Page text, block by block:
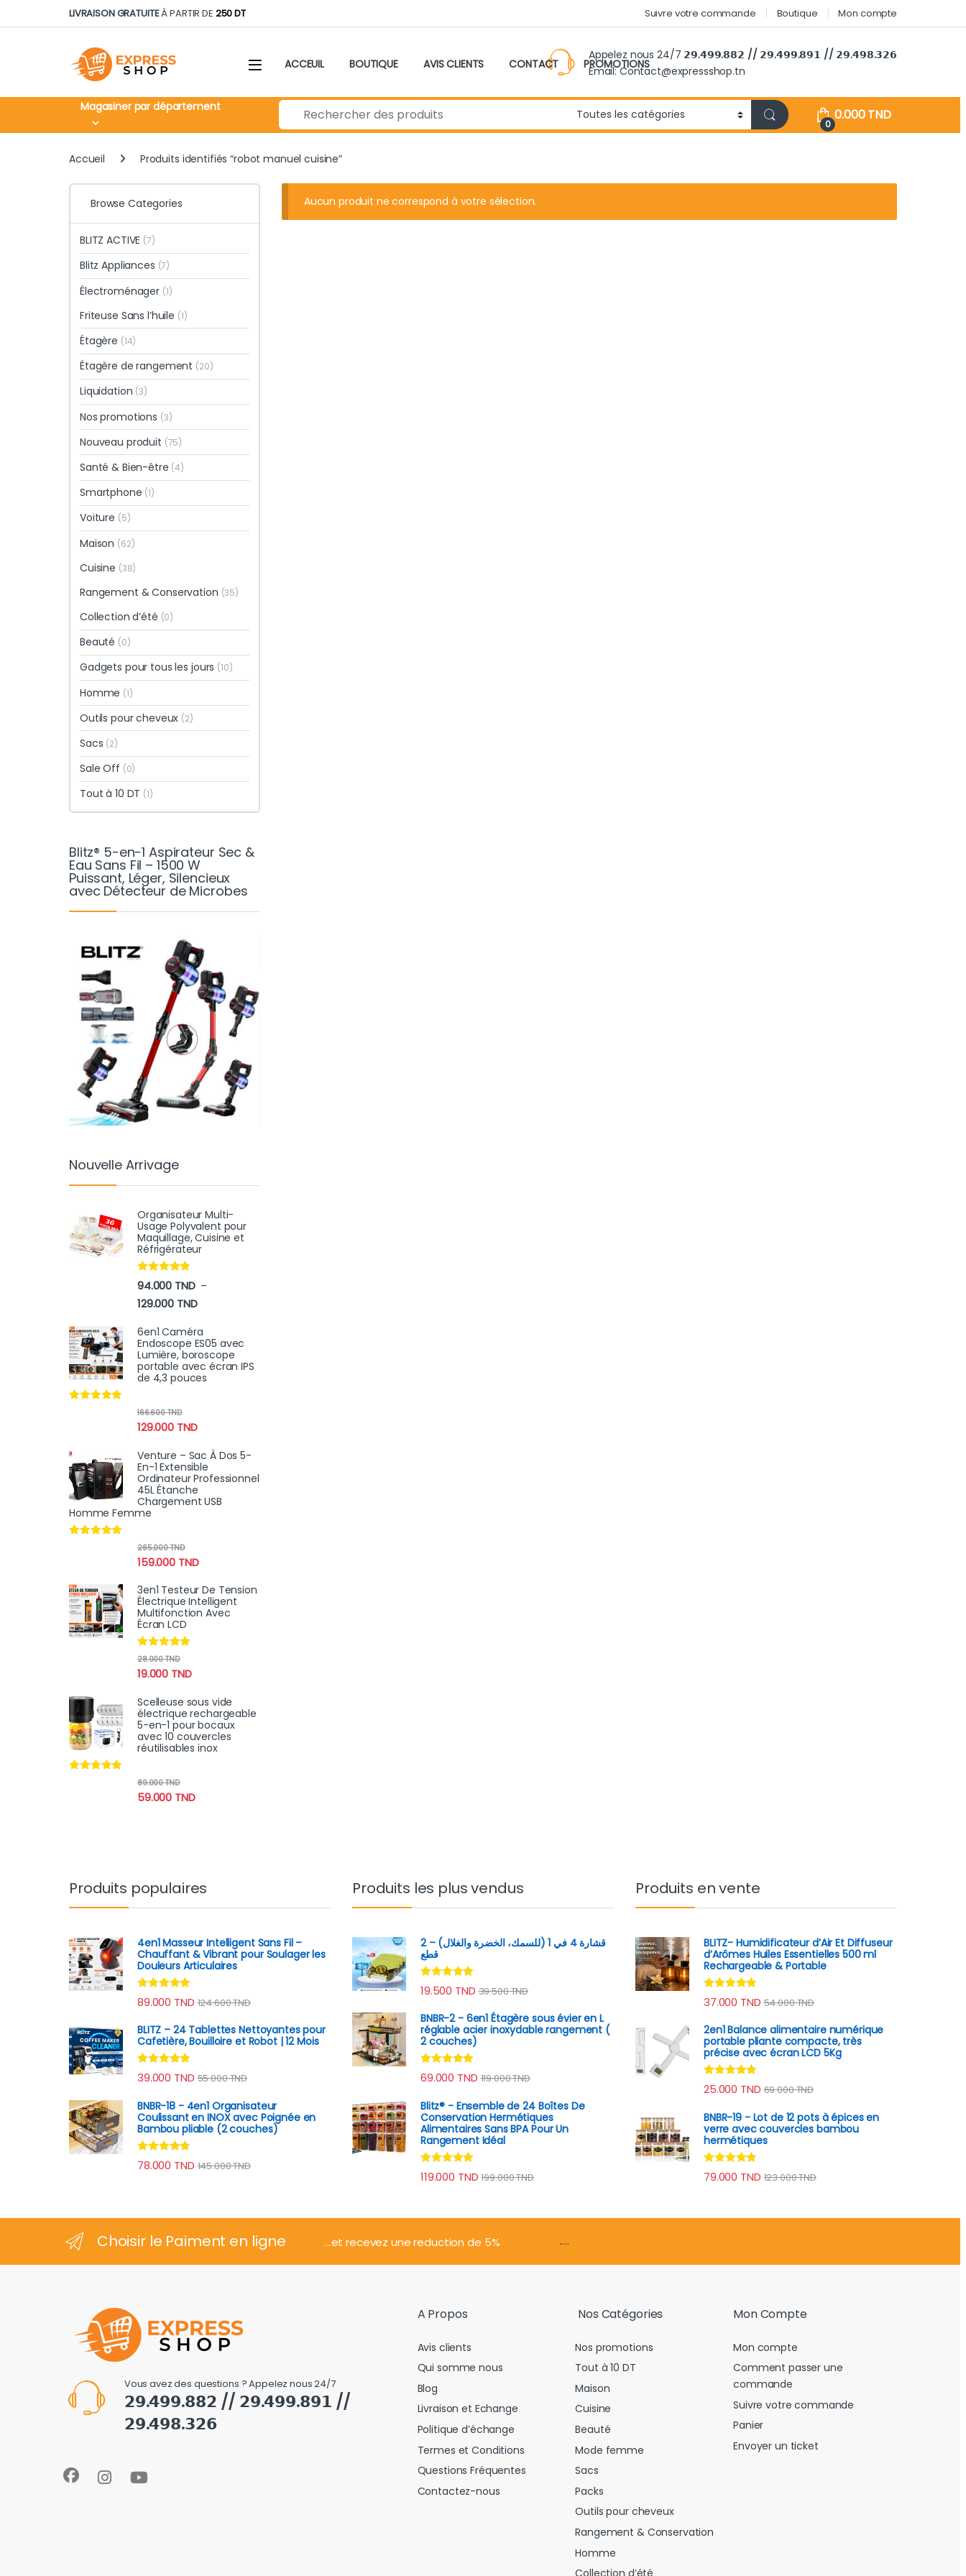
Skip to navigation
Skip to contentLIVRAISON GRATUITEÀ PARTIR DE 250 DT Suivre votre commande Boutique Mon compte
ACCEUIL BOUTIQUE AVIS CLIENTS CONTACT PROMOTIONS
Appelez nous 24/7 𝟮𝟵.𝟰𝟵𝟵.𝟴𝟴𝟮 // 𝟮𝟵.𝟰𝟵𝟵.𝟴𝟵𝟭 // 𝟮𝟵.𝟰𝟵𝟴.𝟯𝟮𝟲
Email: Contact@expressshop.tn
Magasiner par département Search for:
0
0.000TND
Accueil Produits identifiés “robot manuel cuisine”
Aucun produit ne correspond à votre sélection.
Browse Categories
BLITZ ACTIVE (7)
Blitz Appliances (7)
Électroménager (1)
Friteuse Sans l’huile (1)
Étagère (14)
Étagère de rangement (20)
Liquidation (3)
Nos promotions (3)
Nouveau produit (75)
Santé & Bien-être (4)
Smartphone (1)
Voiture (5)
Maison (62)
Cuisine (38)
Rangement & Conservation (35)
Collection d’été (0)
Beauté (0)
Gadgets pour tous les jours (10)
Homme (1)
Outils pour cheveux (2)
Sacs (2)
Sale Off (0)
Tout à 10 DT (1)
Blitz® 5-en-1 Aspirateur Sec &
Eau Sans Fil – 1500 W
Puissant, Léger, Silencieux
avec Détecteur de Microbes
Nouvelle Arrivage
Organisateur Multi-
Usage Polyvalent pour
Maquillage, Cuisine et
Réfrigérateur
Note4.70
sur 5
94.000 TND –
129.000 TNDPlage de prix : 94.000 TND à 129.000 TND
6en1 Caméra
Endoscope ES05 avec
Lumière, boroscope
portable avec écran IPS
de 4,3 pouces
129.000 TND
166.600TND
Venture – Sac À Dos 5-
En-1 Extensible
Ordinateur Professionnel
45L Étanche
Chargement USB
Homme Femme
159.000 TND
265.000TND
3en1 Testeur De Tension
Électrique Intelligent
Multifonction Avec
Écran LCD
Note4.78
19.000 TND
28.000TND
Scelleuse sous vide
électrique rechargeable
5-en-1 pour bocaux
avec 10 couvercles
réutilisables inox
59.000 TND
89.000TND
Produits populaires
4en1 Masseur Intelligent Sans Fil –
Chauffant & Vibrant pour Soulager les
Douleurs Articulaires
Note4.67
sur 5
89.000 TND 124.600TND
BLITZ – 24 Tablettes Nettoyantes pour
Cafetière, Bouilloire et Robot | 12 Mois
Note4.70
sur 5
39.000 TND 55.000TND
BNBR-18 - 4en1 Organisateur
Coulissant en INOX avec Poignée en
Bambou pliable (2 couches)
Note4.59
sur 5
78.000 TND 145.000TND
Produits les plus vendus
قشارة 4 في 1 (للسمك، الخضرة والغلال) – 2
قطع
Note4.89
sur 5
19.500 TND 39.500TND
BNBR-2 - 6en1 Étagère sous évier en L
réglable acier inoxydable rangement (
2 couches)
Note4.79
sur 5
69.000 TND 119.000TND
Blitz® - Ensemble de 24 Boîtes De
Conservation Hermétiques
Alimentaires Sans BPA Pour Un
Rangement Idéal
Note4.74
sur 5
119.000 TND 199.000TND
Produits en vente
BLITZ- Humidificateur d’Air Et Diffuseur
d’Arômes Huiles Essentielles 500 ml
Rechargeable & Portable
Note4.67
sur 5
37.000 TND 54.000TND
2en1 Balance alimentaire numérique
portable pliante compacte, très
précise avec écran LCD 5Kg
Note4.62
sur 5
25.000 TND 69.000TND
BNBR-19 - Lot de 12 pots à épices en
verre avec couvercles bambou
hermétiques
Note4.62
sur 5
79.000 TND 123.000TND
Choisir le Paiment en ligne ...et recevez une reduction de 5% .....
Vous avez des questions ? Appelez nous 24/7
𝟮𝟵.𝟰𝟵𝟵.𝟴𝟴𝟮 // 𝟮𝟵.𝟰𝟵𝟵.𝟴𝟵𝟭 //
𝟮𝟵.𝟰𝟵𝟴.𝟯𝟮𝟲
A Propos
Avis clients
Qui somme nous
Blog
Livraison et Echange
Politique d’échange
Termes et Conditions
Questions Fréquentes
Contactez-nous
Nos Catégories
Nos promotions
Tout à 10 DT
Maison
Cuisine
Beauté
Mode femme
Sacs
Packs
Outils pour cheveux
Rangement & Conservation
Homme
Mon Compte
Mon compte
Comment passer une
commande
Suivre votre commande
Panier
Envoyer un ticket